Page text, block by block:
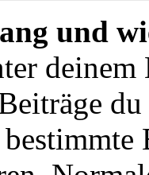
und
deinem